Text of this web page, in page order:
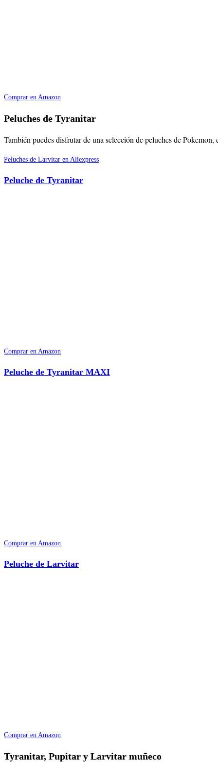
Comprar en Amazon
Peluches de Tyranitar
También puedes disfrutar de una selección de peluches de
Peluches de Larvitar en Aliexpress
Peluche de Tyranitar
Comprar en Amazon
Peluche de Tyranitar MAXI
Comprar en Amazon
Peluche de Larvitar
Comprar en Amazon
Tyranitar, Pupitar y Larvitar muñeco